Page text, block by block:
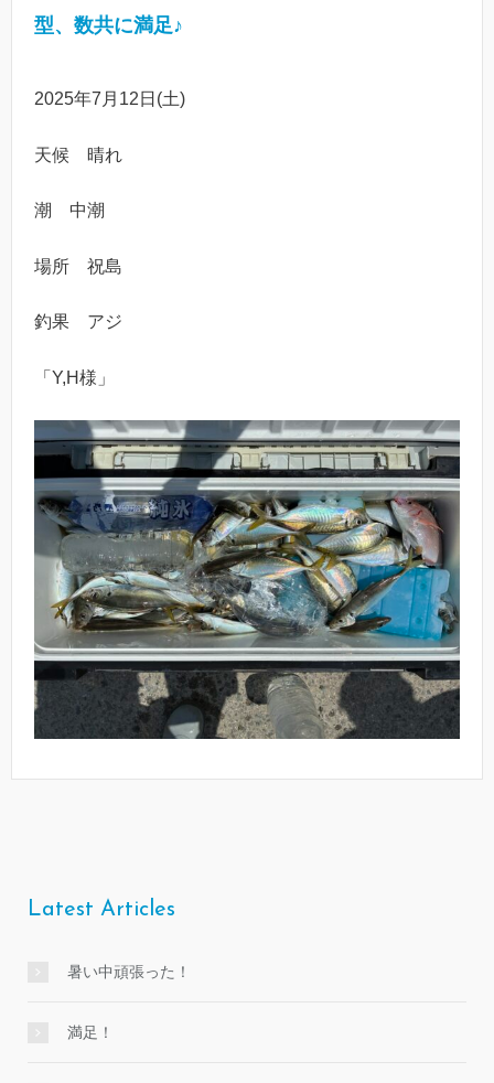
型、数共に満足♪
2025年7月12日(土)
天候 晴れ
潮 中潮
場所 祝島
釣果 アジ
「Y,H様」
Latest Articles
暑い中頑張った！
満足！